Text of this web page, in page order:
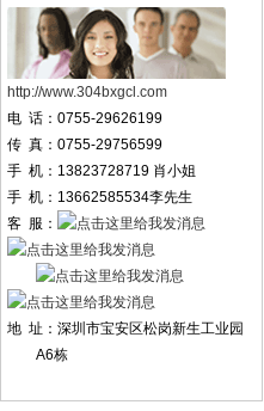
http://www.304bxgcl.com
电 话：0755-29626199
传 真：0755-29756599
手 机：13823728719 肖小姐
手 机：13662585534李先生
客 服：
地 址：深圳市宝安区松岗新生工业园
A6栋